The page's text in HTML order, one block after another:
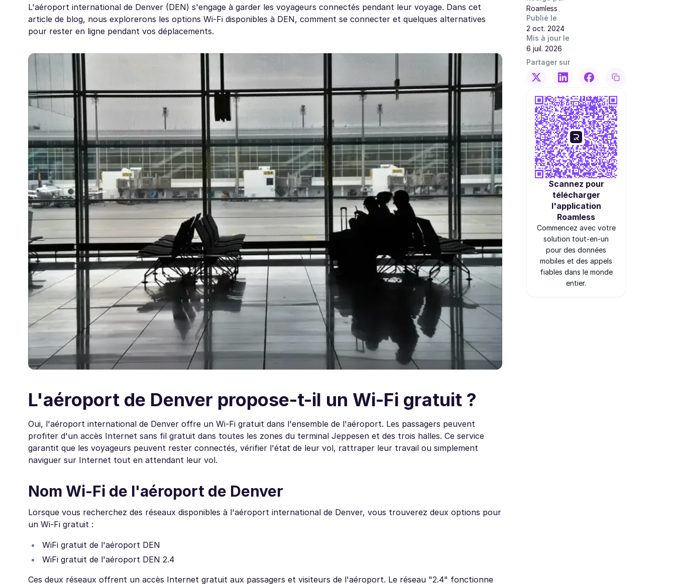
L'aéroport international de Denver (DEN) s'engage à garder les voyageurs connectés pendant leur voyage. Dans cet
article de blog, nous explorerons les options Wi-Fi disponibles à DEN, comment se connecter et quelques alternatives
pour rester en ligne pendant vos déplacements.
L'aéroport de Denver propose-t-il un Wi-Fi gratuit ?
Oui, l'aéroport international de Denver offre un Wi-Fi gratuit dans l'ensemble de l'aéroport. Les passagers peuvent
profiter d'un accès Internet sans fil gratuit dans toutes les zones du terminal Jeppesen et des trois halles. Ce service
garantit que les voyageurs peuvent rester connectés, vérifier l'état de leur vol, rattraper leur travail ou simplement
naviguer sur Internet tout en attendant leur vol.
Nom Wi-Fi de l'aéroport de Denver
Lorsque vous recherchez des réseaux disponibles à l'aéroport international de Denver, vous trouverez deux options pour
un Wi-Fi gratuit :
WiFi gratuit de l'aéroport DEN
WiFi gratuit de l'aéroport DEN 2.4
Ces deux réseaux offrent un accès Internet gratuit aux passagers et visiteurs de l'aéroport. Le réseau "2.4" fonctionne
Roamless
Publié le
2 oct. 2024
Mis à jour le
6 juil. 2026
Partager sur
Scannez pour
télécharger
l'application
Roamless
Commencez avec votre
solution tout-en-un
pour des données
mobiles et des appels
fiables dans le monde
entier.